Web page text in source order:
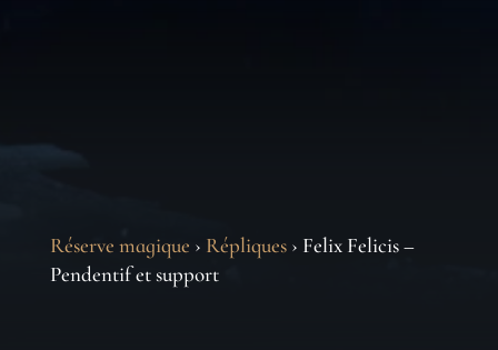
Réserve magique › Répliques› Felix Felicis –
Pendentif et support